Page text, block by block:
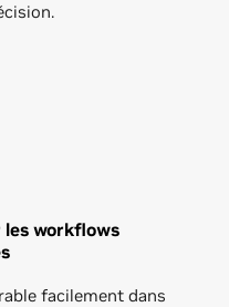
workflows
facilement dans